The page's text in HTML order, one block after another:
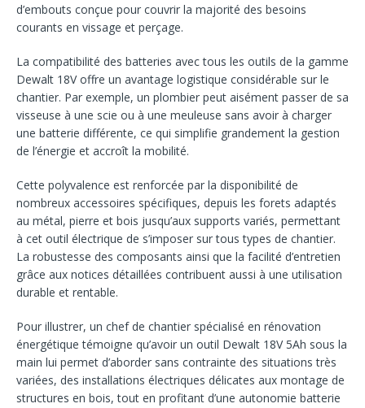
d’embouts conçue pour couvrir la majorité des besoins
courants en vissage et perçage.
La compatibilité des batteries avec tous les outils de la gamme
Dewalt 18V offre un avantage logistique considérable sur le
chantier. Par exemple, un plombier peut aisément passer de sa
visseuse à une scie ou à une meuleuse sans avoir à charger
une batterie différente, ce qui simplifie grandement la gestion
de l’énergie et accroît la mobilité.
Cette polyvalence est renforcée par la disponibilité de
nombreux accessoires spécifiques, depuis les forets adaptés
au métal, pierre et bois jusqu’aux supports variés, permettant
à cet outil électrique de s’imposer sur tous types de chantier.
La robustesse des composants ainsi que la facilité d’entretien
grâce aux notices détaillées contribuent aussi à une utilisation
durable et rentable.
Pour illustrer, un chef de chantier spécialisé en rénovation
énergétique témoigne qu’avoir un outil Dewalt 18V 5Ah sous la
main lui permet d’aborder sans contrainte des situations très
variées, des installations électriques délicates aux montage de
structures en bois, tout en profitant d’une autonomie batterie